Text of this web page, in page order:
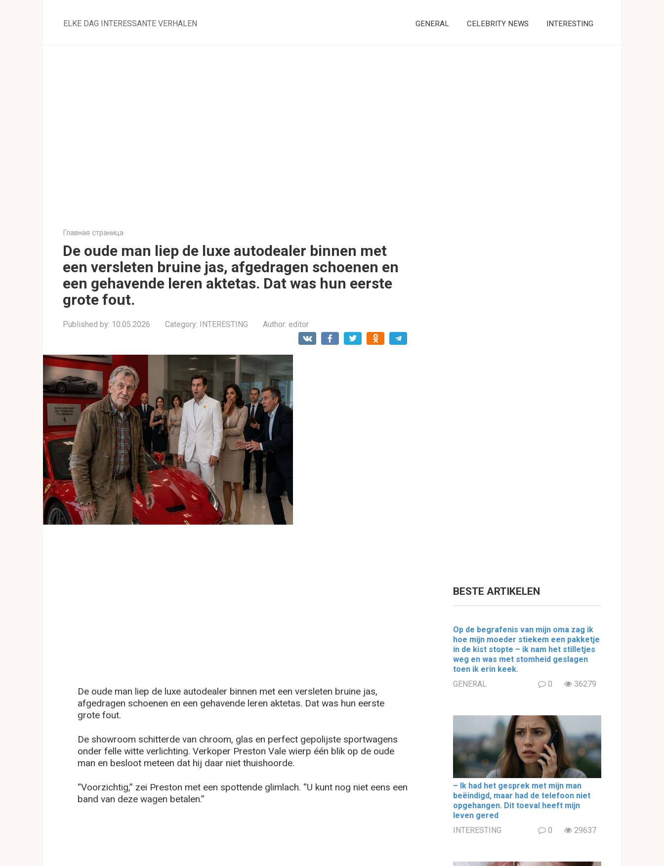
ELKE DAG INTERESSANTE VERHALEN GENERAL CELEBRITY NEWS INTERESTING
Главная страница
De oude man liep de luxe autodealer binnen met
een versleten bruine jas, afgedragen schoenen en
een gehavende leren aktetas. Dat was hun eerste
grote fout.
Published by: 10.05.2026 Category: INTERESTING Author: editor
De oude man liep de luxe autodealer binnen met een versleten bruine jas,
afgedragen schoenen en een gehavende leren aktetas. Dat was hun eerste
grote fout.
De showroom schitterde van chroom, glas en perfect gepolijste sportwagens
onder felle witte verlichting. Verkoper Preston Vale wierp één blik op de oude
man en besloot meteen dat hij daar niet thuishoorde.
“Voorzichtig,” zei Preston met een spottende glimlach. “U kunt nog niet eens een
band van deze wagen betalen.”
BESTE ARTIKELEN
Op de begrafenis van mijn oma zag ik
hoe mijn moeder stiekem een pakketje
in de kist stopte – ik nam het stilletjes
weg en was met stomheid geslagen
toen ik erin keek.
GENERAL
0 36279
– Ik had het gesprek met mijn man
beëindigd, maar had de telefoon niet
opgehangen. Dit toeval heeft mijn
leven gered
INTERESTING
0 29637